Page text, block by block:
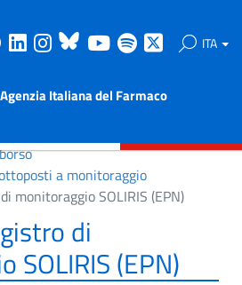
Facebook
Linkedin
Instagram
Bluesky
Youtube
Spotify ITA
Agenzia Italiana del Farmaco
a monitoraggio
monitoraggio SOLIRIS (EPN)
di
SOLIRIS (EPN)